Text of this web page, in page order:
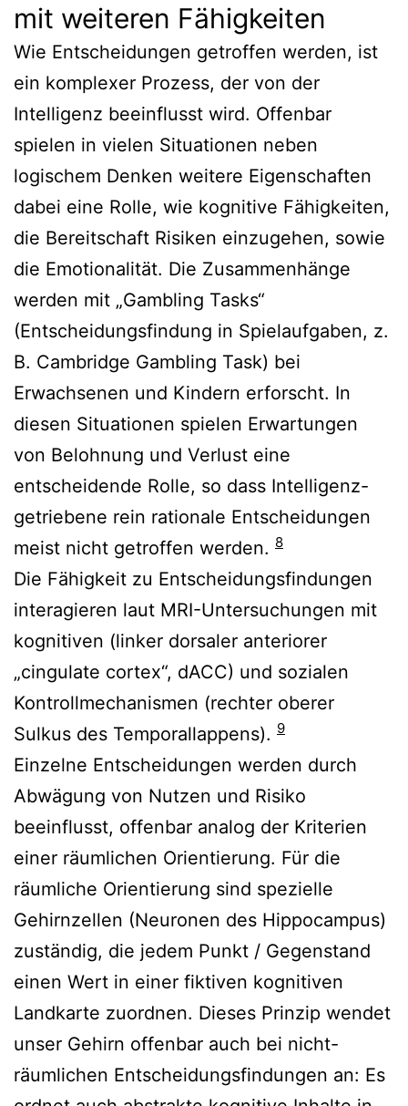
mit weiteren Fähigkeiten
Wie Entscheidungen getroffen werden, ist
ein komplexer Prozess, der von der
Intelligenz beeinflusst wird. Offenbar
spielen in vielen Situationen neben
logischem Denken weitere Eigenschaften
dabei eine Rolle, wie kognitive Fähigkeiten,
die Bereitschaft Risiken einzugehen, sowie
die Emotionalität. Die Zusammenhänge
werden mit „Gambling Tasks“
(Entscheidungsfindung in Spielaufgaben, z.
B. Cambridge Gambling Task) bei
Erwachsenen und Kindern erforscht. In
diesen Situationen spielen Erwartungen
von Belohnung und Verlust eine
entscheidende Rolle, so dass Intelligenz-
getriebene rein rationale Entscheidungen
meist nicht getroffen werden. 8
Die Fähigkeit zu Entscheidungsfindungen
interagieren laut MRI-Untersuchungen mit
kognitiven (linker dorsaler anteriorer
„cingulate cortex“, dACC) und sozialen
Kontrollmechanismen (rechter oberer
Sulkus des Temporallappens). 9
Einzelne Entscheidungen werden durch
Abwägung von Nutzen und Risiko
beeinflusst, offenbar analog der Kriterien
einer räumlichen Orientierung. Für die
räumliche Orientierung sind spezielle
Gehirnzellen (Neuronen des Hippocampus)
zuständig, die jedem Punkt / Gegenstand
einen Wert in einer fiktiven kognitiven
Landkarte zuordnen. Dieses Prinzip wendet
unser Gehirn offenbar auch bei nicht-
räumlichen Entscheidungsfindungen an: Es